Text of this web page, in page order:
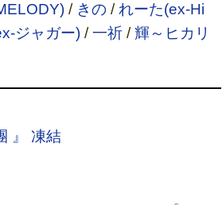
/ きの/れーた(ex-Hi
ジャガー)/一祈/輝～ヒカリ
』 凍結